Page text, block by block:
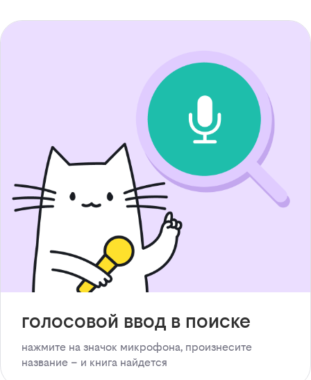
голосовой ввод в поиске
нажмите на значок микрофона, произнесите
название – и книга найдется